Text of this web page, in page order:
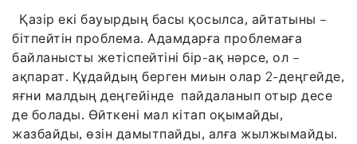
Қазір екі бауырдың басы қосылса, айтатыны –
бітпейтін проблема. Адамдарға проблемаға
байланысты жетіспейтіні бір-ақ нәрсе, ол –
ақпарат. Құдайдың берген миын олар 2-деңгейде,
яғни малдың деңгейінде пайдаланып отыр десе
де болады. Өйткені мал кітап оқымайды,
жазбайды, өзін дамытпайды, алға жылжымайды.